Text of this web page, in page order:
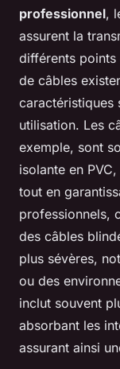
professionnel,
assurent la
différents points
de câbles
caractéristiques
utilisation. Les
exemple, sont
isolante en
tout en
professionnels,
des câbles
plus sévères,
ou des
inclut souvent
absorbant les
assurant ainsi